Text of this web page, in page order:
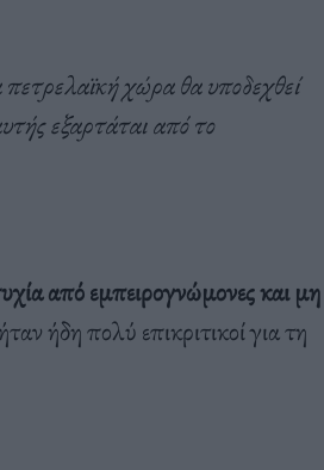
χώρα θα υποδεχθεί
εξαρτάται από το
από εμπειρογνώμονες και μη
ήδη πολύ επικριτικοί για τη